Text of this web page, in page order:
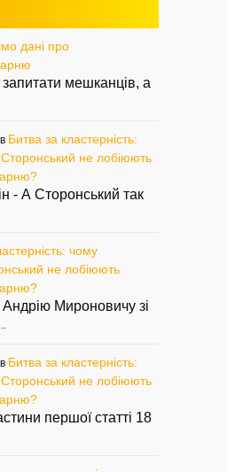
дані про
мешканців, а
в Битва за кластерність:
не лобіюють
- А Сторонський так
чому
не лобіюють
Мироновичу зі
в Битва за кластерність:
не лобіюють
першої статті 18